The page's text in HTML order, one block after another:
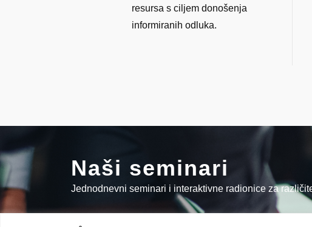
resursa s ciljem donošenja
informiranih odluka.
Naši seminari
Jednodnevni seminari i interaktivne radionice za